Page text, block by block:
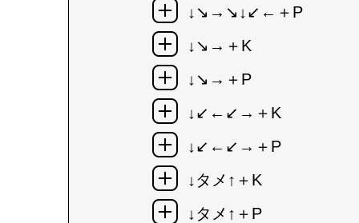
↓↘→↘↓↙←＋P
↓↘→＋K
↓↘→＋P
↓↙←↙→＋K
↓↙←↙→＋P
↓タメ↑＋K
↓タメ↑＋P